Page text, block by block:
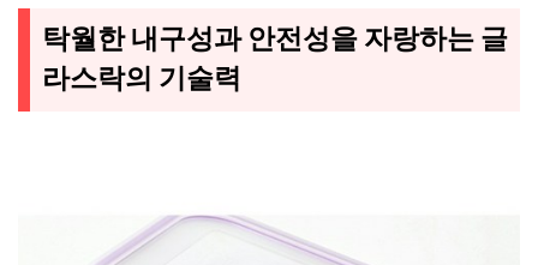
탁월한 내구성과 안전성을 자랑하는 글
라스락의 기술력